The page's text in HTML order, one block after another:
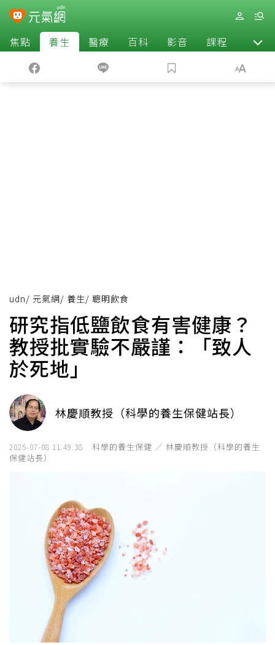
焦點 養生 醫療 百科 影音 課程 退休
udn/ 元氣網/ 養生/ 聰明飲食
研究指低鹽飲食有害健康？
教授批實驗不嚴謹：「致人
於死地」
林慶順教授（科學的養生保健站長）
2025-07-08 11:49:38
科學的養生保健 ／ 林慶順教授（科學的養生
保健站長）